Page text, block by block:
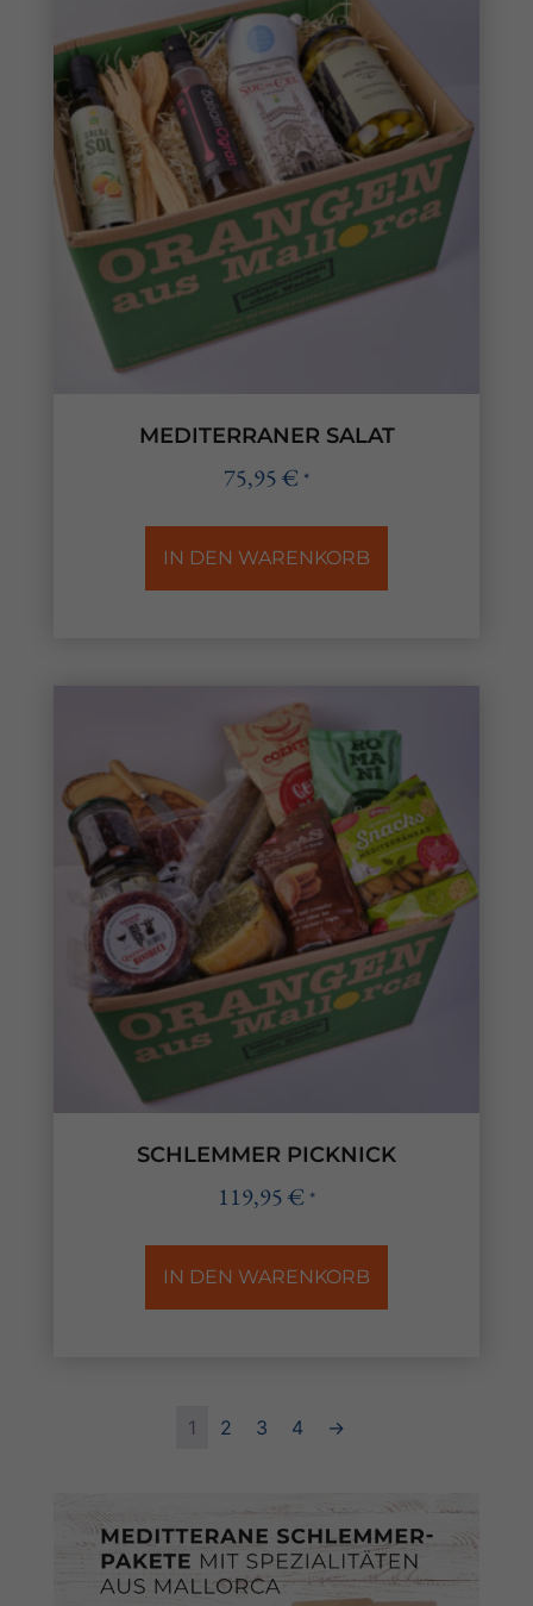
MEDITERRANER SALAT
75,95€ *
IN DEN WARENKORB
SCHLEMMER PICKNICK
119,95€ *
IN DEN WARENKORB
1 2 3 4 →